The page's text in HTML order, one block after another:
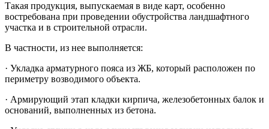
Такая продукция, выпускаемая в виде карт, особенно
востребована при проведении обустройства ландшафтного
участка и в строительной отрасли.
В частности, из нее выполняется:
· Укладка арматурного пояса из ЖБ, который расположен по
периметру возводимого объекта.
· Армирующий этап кладки кирпича, железобетонных балок и
оснований, выполненных из бетона.